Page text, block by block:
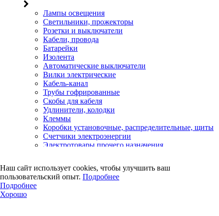
Лампы освещения
Светильники, прожекторы
Розетки и выключатели
Кабели, провода
Батарейки
Изолента
Автоматические выключатели
Вилки электрические
Кабель-канал
Трубы гофрированные
Скобы для кабеля
Удлинители, колодки
Клеммы
Коробки установочные, распределительные, щиты
Счетчики электроэнергии
Электротовары прочего назначения
Двери
Замки навесные
Наш сайт использует cookies, чтобы улучшить ваш
пользовательский опыт. Подробнее
Подробнее
Хорошо